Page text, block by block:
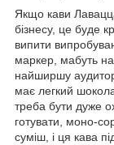
Якщо кави
бізнесу, це буде
випити
маркер, мабуть
найширшу
має легкий
треба бути дуже
готувати, моно-
суміш, і ця кава